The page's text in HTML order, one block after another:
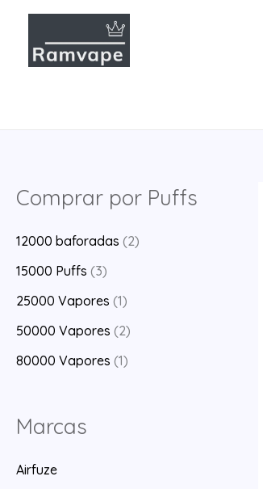
Comprar por Puffs
12000 baforadas (2)
15000 Puffs (3)
25000 Vapores (1)
50000 Vapores (2)
80000 Vapores (1)
Marcas
Airfuze